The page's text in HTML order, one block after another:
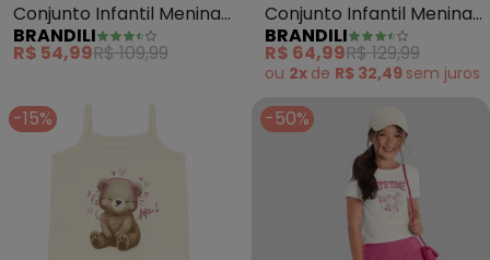
Conjunto Infantil Menina
de Flores (Bege)
BRANDILI
R$ 54,99R$ 109,99
Conjunto Infantil Menina
com Flores (Bege)
BRANDILI
R$ 64,99R$ 129,99
ou 2x de R$ 32,49 sem juros
-15% -50%